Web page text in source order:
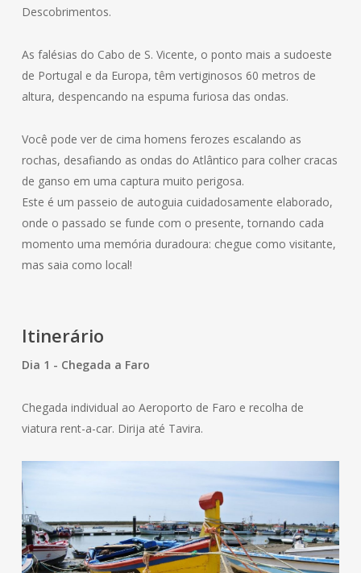
Descobrimentos.
As falésias do Cabo de S. Vicente, o ponto mais a sudoeste
de Portugal e da Europa, têm vertiginosos 60 metros de
altura, despencando na espuma furiosa das ondas.
Você pode ver de cima homens ferozes escalando as
rochas, desafiando as ondas do Atlântico para colher cracas
de ganso em uma captura muito perigosa.
Este é um passeio de autoguia cuidadosamente elaborado,
onde o passado se funde com o presente, tornando cada
momento uma memória duradoura: chegue como visitante,
mas saia como local!
Itinerário
Dia 1 - Chegada a Faro
Chegada individual ao Aeroporto de Faro e recolha de
viatura rent-a-car. Dirija até Tavira.